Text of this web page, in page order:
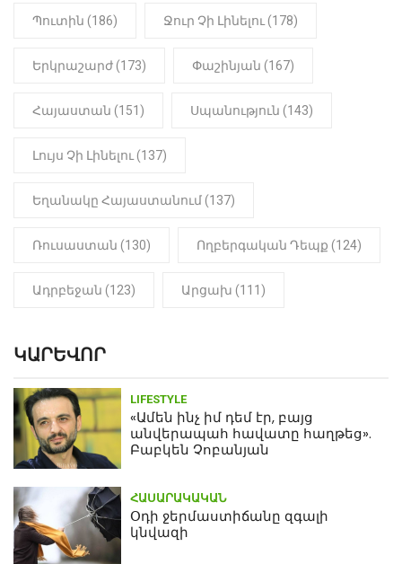
Ինչու է Վիվիեն Բաստաջյանը
նկարահանումների ընթացքում
(Տեսանյութ)
Պուտին (186) Ջուր Չի Լինելու (178)
Երկրաշարժ (173) Փաշինյան (167)
Հայաստան (151) Սպանություն (143)
Լույս Չի Լինելու (137)
Եղանակը Հայաստանում (137)
Ռուսաստան (130) Ողբերգական Դեպք (124)
Ադրբեջան (123) Արցախ (111)
ԿԱՐԵՎՈՐ
LIFESTYLE
«Ամեն ինչ իմ դեմ էր, բայց
անվերապահ հավատը հաղթեց».
Բաբկեն Չոբանյան
ՀԱՍԱՐԱԿԱԿԱՆ
Օդի ջերմաստիճանը զգալի
կնվազի